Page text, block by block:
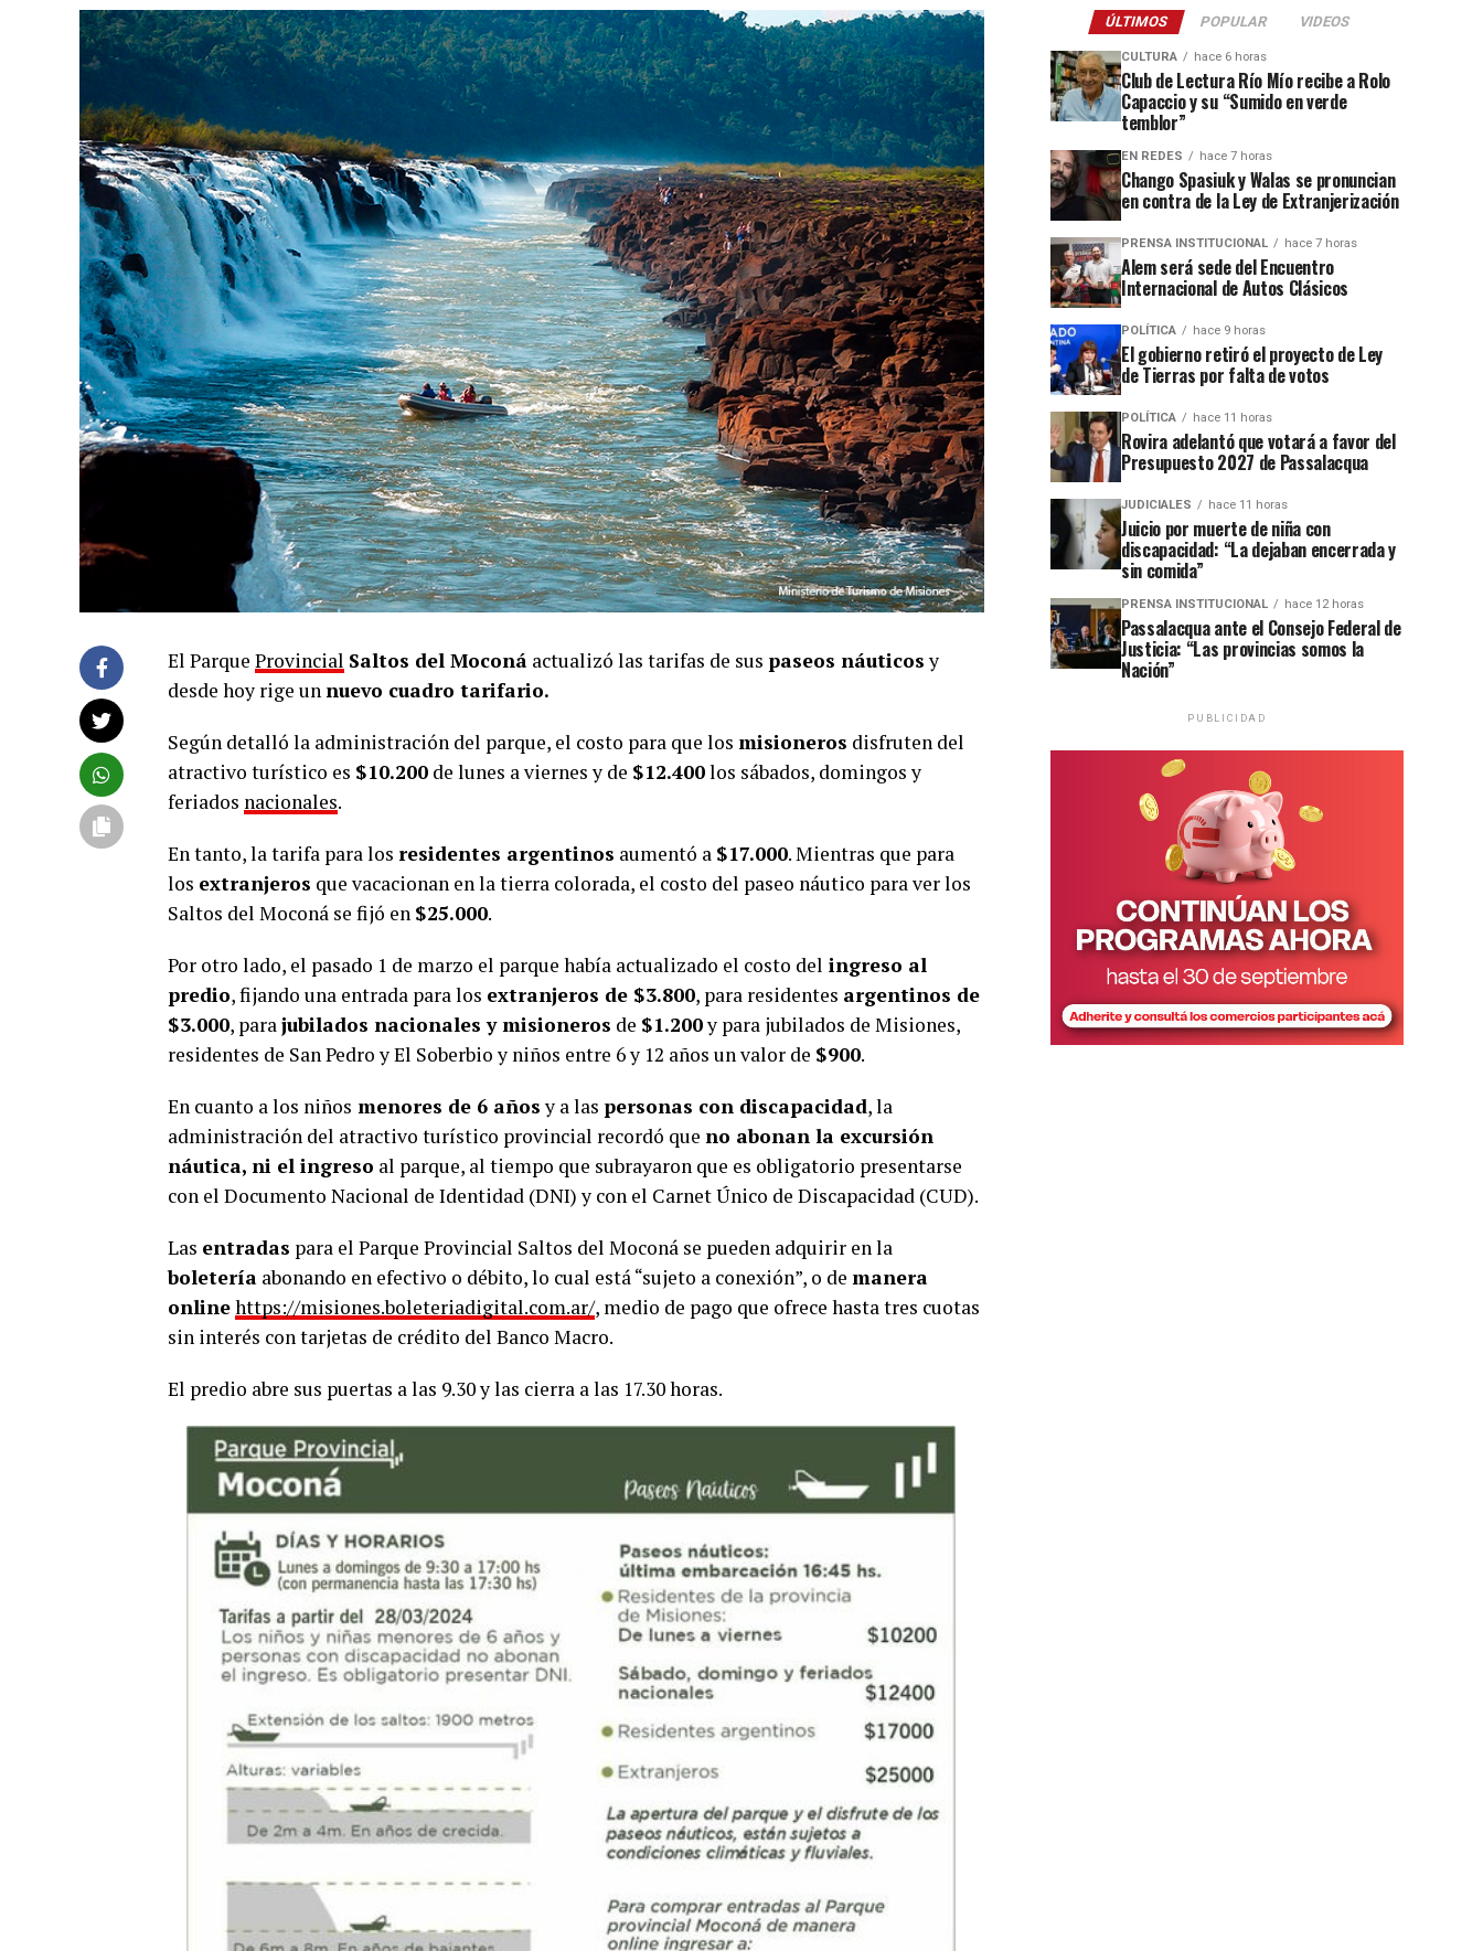
El Parque Provincial Saltos del Moconá actualizó las tarifas de sus paseos náuticosy
desde hoy rige unnuevo cuadro tarifario.
Según detalló la administración del parque, el costo para que los misioneros disfruten del
atractivo turístico es $10.200 de lunes a viernes y de $12.400los sábados, domingos y
feriados nacionales.
En tanto, la tarifa para los residentes argentinos aumentó a $17.000. Mientras que para
los extranjeros que vacacionan en la tierra colorada, el costo del paseo náutico para ver los
Saltos del Moconá se fijó en $25.000.
Por otro lado, el pasado 1 de marzo el parque había actualizado el costo del ingreso al
predio, fijando una entrada para los extranjeros de $3.800, para residentes argentinos de
$3.000, parajubilados nacionales y misioneros de $1.200y para jubilados de Misiones,
residentes de San Pedro y El Soberbio y niños entre 6 y 12 años un valor de $900.
En cuanto a los niños menores de 6 añosy a las personas con discapacidad, la
administración del atractivo turístico provincial recordó que no abonan la excursión
náutica, ni el ingreso al parque, al tiempo que subrayaron que es obligatorio presentarse
con el Documento Nacional de Identidad (DNI) y con el Carnet Único de Discapacidad (CUD).
Las entradas para el Parque Provincial Saltos del Moconá se pueden adquirir en la
boletería abonando en efectivo o débito, lo cual está “sujeto a conexión”, o de manera
onlinehttps://misiones.boleteriadigital.com.ar/, medio de pago que ofrece hasta tres cuotas
sin interés con tarjetas de crédito del Banco Macro.
El predio abre sus puertas a las 9.30 y las cierra a las 17.30 horas.
ÚLTIMOS POPULAR VIDEOS
CULTURA hace 6 horas
Club de Lectura Río Mío recibe a Rolo
Capaccio y su “Sumido en verde
temblor”
EN REDES hace 7 horas
Chango Spasiuk y Walas se pronuncian
en contra de la Ley de Extranjerización
PRENSA INSTITUCIONAL hace 7 horas
Alem será sede del Encuentro
Internacional de Autos Clásicos
POLÍTICA hace 9 horas
El gobierno retiró el proyecto de Ley
de Tierras por falta de votos
POLÍTICA hace 11 horas
Rovira adelantó que votará a favor del
Presupuesto 2027 de Passalacqua
JUDICIALES hace 11 horas
Juicio por muerte de niña con
discapacidad: “La dejaban encerrada y
sin comida”
PRENSA INSTITUCIONAL hace 12 horas
Passalacqua ante el Consejo Federal de
Justicia: “Las provincias somos la
Nación”
PUBLICIDAD